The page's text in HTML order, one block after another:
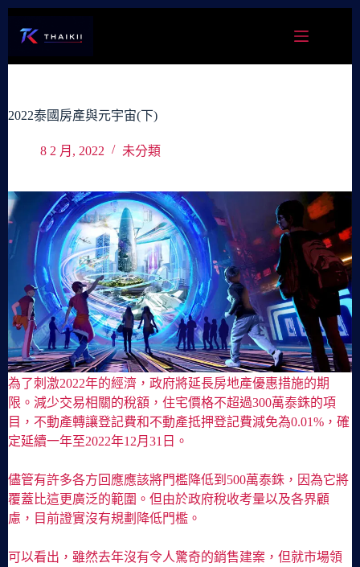
容
2022泰國房產與元宇宙(下)
8 2 月, 2022 未分類
為了刺激2022年的經濟，政府將延長房地產優惠措施的期
限。減少交易相關的稅額，住宅價格不超過300萬泰銖的項
目，不動產轉讓登記費和不動產抵押登記費減免為0.01%，確
定延續一年至2022年12月31日。
儘管有許多各方回應應該將門檻降低到500萬泰銖，因為它將
覆蓋比這更廣泛的範圍。但由於政府稅收考量以及各界顧
慮，目前證實沒有規劃降低門檻。
可以看出，雖然去年沒有令人驚奇的銷售建案，但就市場領